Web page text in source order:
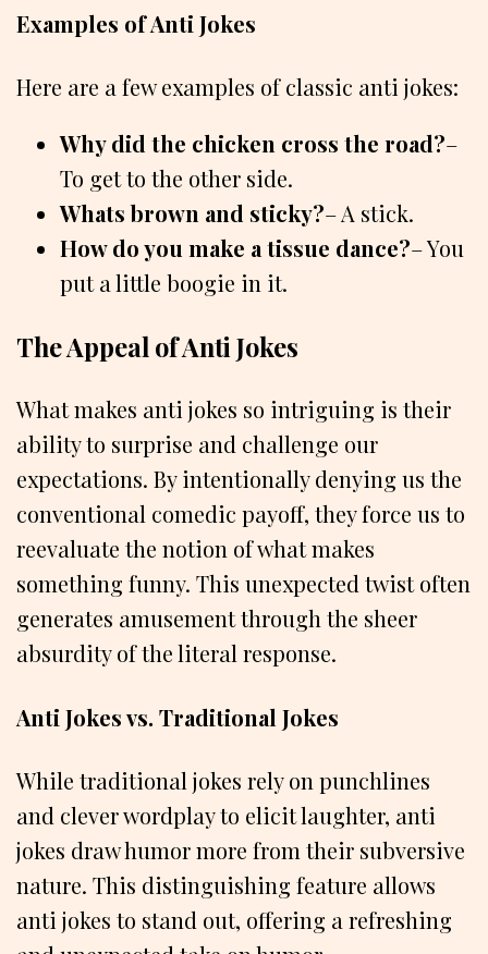
Examples of Anti Jokes
Here are a few examples of classic anti jokes:
Why did the chicken cross the road?–
To get to the other side.
Whats brown and sticky?– A stick.
How do you make a tissue dance?– You
put a little boogie in it.
The Appeal of Anti Jokes
What makes anti jokes so intriguing is their
ability to surprise and challenge our
expectations. By intentionally denying us the
conventional comedic payoff, they force us to
reevaluate the notion of what makes
something funny. This unexpected twist often
generates amusement through the sheer
absurdity of the literal response.
Anti Jokes vs. Traditional Jokes
While traditional jokes rely on punchlines
and clever wordplay to elicit laughter, anti
jokes draw humor more from their subversive
nature. This distinguishing feature allows
anti jokes to stand out, offering a refreshing